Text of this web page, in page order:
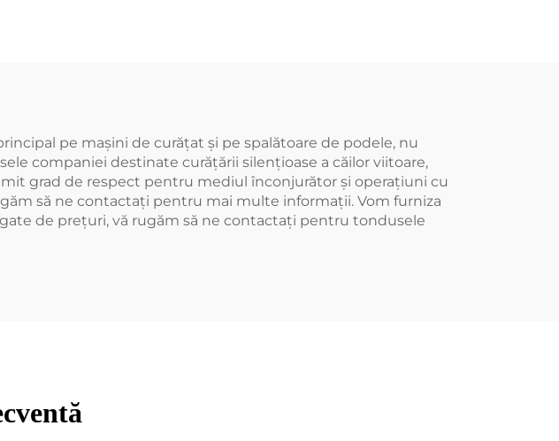
pe mașini de curățat și pe spalătoare de podele, nu
companiei destinate curățării silențioase a căilor viitoare,
grad de respect pentru mediul înconjurător și operațiuni cu
să ne contactați pentru mai multe informații. Vom furniza
de prețuri, vă rugăm să ne contactați pentru tondusele